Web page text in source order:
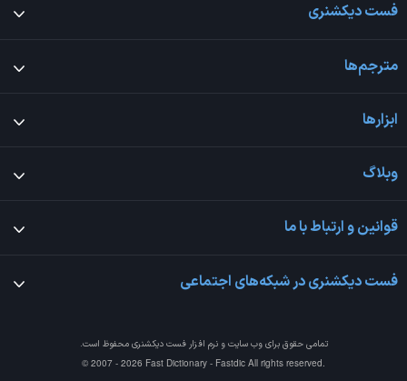
فست دیکشنری
مترجم‌ها
ابزارها
وبلاگ
قوانین و ارتباط با ما
فست دیکشنری در شبکه‌های اجتماعی
تمامی حقوق برای وب سایت و نرم افزارفست دیکشنری محفوظ است.
© 2007 - 2026 Fast Dictionary - Fastdic All rights reserved.